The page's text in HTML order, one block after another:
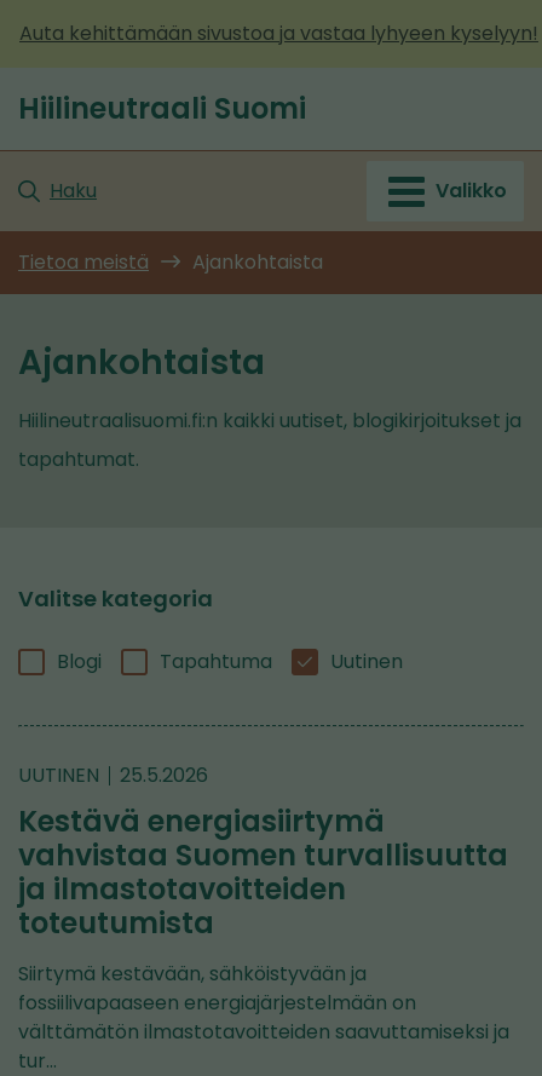
sisältöön
Auta kehittämään sivustoa ja vastaa lyhyeen kyselyyn!
Etusivu
Hiilineutraali Suomi
Haku Valikko
Tietoa meistä Ajankohtaista
Ajankohtaista
Hiilineutraalisuomi.fi:n kaikki uutiset, blogikirjoitukset ja
tapahtumat.
Valitse kategoria
Blogi Tapahtuma Uutinen
UUTINEN 25.5.2026
Kestävä energiasiirtymä
vahvistaa Suomen turvallisuutta
ja ilmastotavoitteiden
toteutumista
Siirtymä kestävään, sähköistyvään ja
fossiilivapaaseen energiajärjestelmään on
välttämätön ilmastotavoitteiden saavuttamiseksi ja
tur…